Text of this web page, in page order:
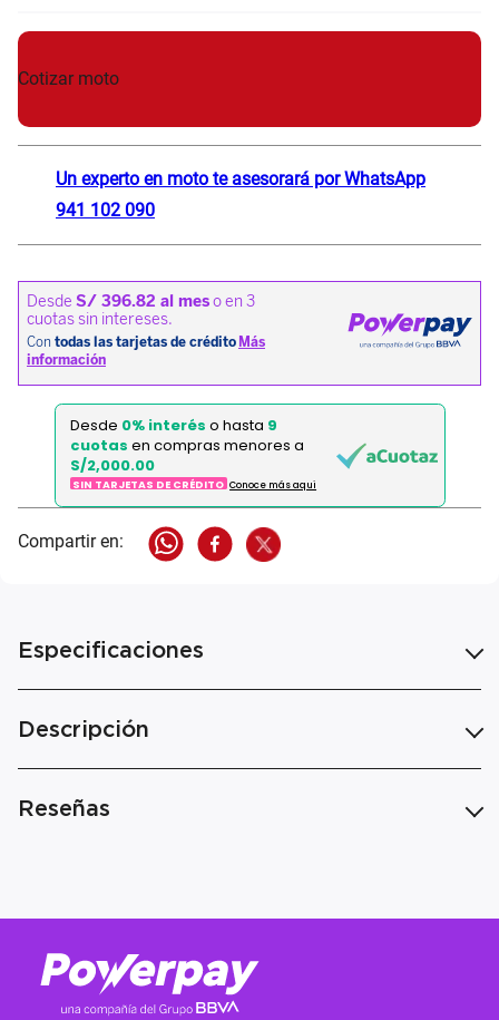
Cotizar moto
Un experto en moto te asesorará por WhatsApp
941 102 090
Desde 0% interés o hasta 9
cuotas en compras menores a
S/2,000.00
SIN TARJETAS DE CRÉDITO Conoce más aqui
Especificaciones
Descripción
Reseñas